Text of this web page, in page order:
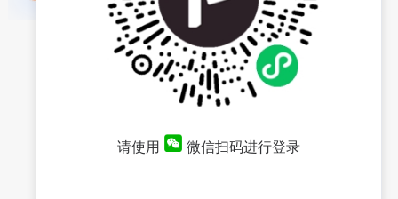
请使用 微信扫码进行登录